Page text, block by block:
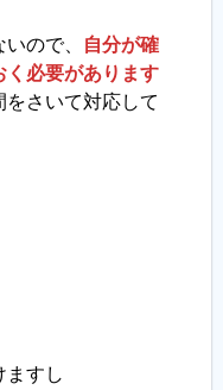
ので、
自分が確
く必要があります
をさいて対応して
ますし